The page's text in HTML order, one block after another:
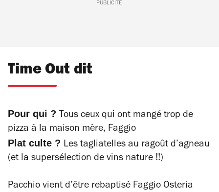
PUBLICITÉ
Time Out dit
Pour qui ? Tous ceux qui ont mangé trop de
pizza à la maison mère, Faggio
Plat culte ? Les tagliatelles au ragoût d’agneau
(et la supersélection de vins nature !!)
Pacchio vient d’être rebaptisé Faggio Osteria